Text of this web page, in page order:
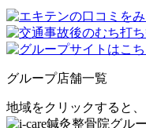
グループ店舗一覧
地域をクリックすると、